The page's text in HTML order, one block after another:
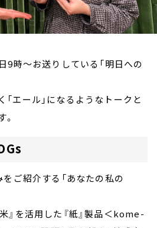
9時～お送りしている「明日への
エール」になるようなトークと
ご紹介する「あなたの私の
』を活用した『紙』製品＜kome-